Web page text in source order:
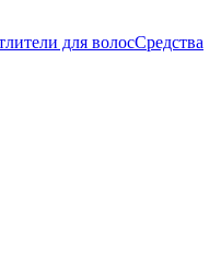
для волосСредства